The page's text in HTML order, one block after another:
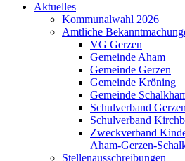
Aktuelles
Kommunalwahl 2026
Amtliche
VG Gerzen
Gemeinde Aham
Gemeinde Gerzen
Gemeinde Kröning
Gemeinde
Schulverband Gerzen
Schulverband
Zweckverband
Aham-Gerzen-
Stellenausschreibungen